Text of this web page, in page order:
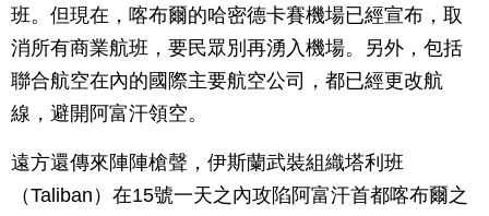
班。但現在，喀布爾的哈密德卡賽機場已經宣布，取
消所有商業航班，要民眾別再湧入機場。另外，包括
聯合航空在內的國際主要航空公司，都已經更改航
線，避開阿富汗領空。
遠方還傳來陣陣槍聲，伊斯蘭武裝組織塔利班
（Taliban）在15號一天之內攻陷阿富汗首都喀布爾之